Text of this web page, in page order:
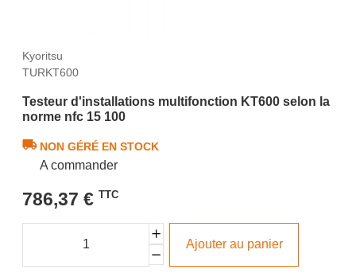
Kyoritsu
TURKT600
Testeur d'installations multifonction KT600 selon la
norme nfc 15 100
NON GÉRÉ EN STOCK
A commander
786,37 € TTC
Ajouter au panier